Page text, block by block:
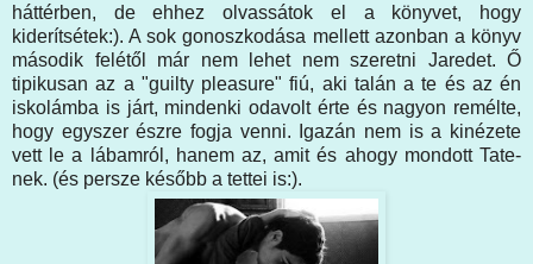
háttérben, de ehhez olvassátok el a könyvet, hogy
kiderítsétek:). A sok gonoszkodása mellett azonban a könyv
második felétől már nem lehet nem szeretni Jaredet. Ő
tipikusan az a "guilty pleasure" fiú, aki talán a te és az én
iskolámba is járt, mindenki odavolt érte és nagyon remélte,
hogy egyszer észre fogja venni. Igazán nem is a kinézete
vett le a lábamról, hanem az, amit és ahogy mondott Tate-
nek. (és persze később a tettei is:).